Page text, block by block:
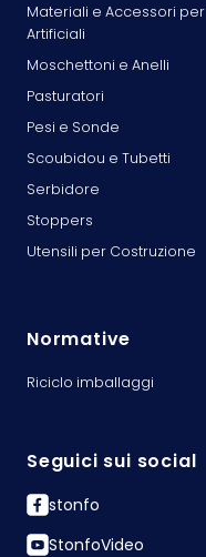
Materiali e Accessori per
Artificiali
Moschettoni e Anelli
Pasturatori
Pesi e Sonde
Scoubidou e Tubetti
Serbidore
Stoppers
Utensili per Costruzione
Normative
Riciclo imballaggi
Seguici sui social
stonfo
StonfoVideo